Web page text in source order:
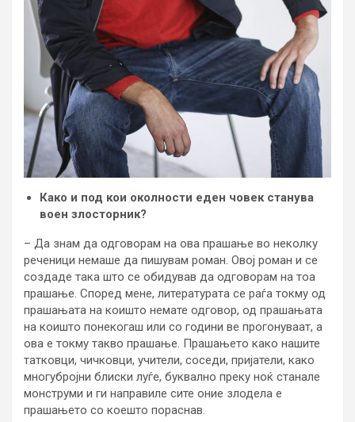
Како и под кои околности еден човек станува
воен злосторник?
– Да знам да одговорам на ова прашање во неколку
реченици немаше да пишувам роман. Овој роман и се
создаде така што се обидував да одговорам на тоа
прашање. Според мене, литературата се раѓа токму од
прашањата на коишто немате одговор, од прашањата
на коишто понекогаш или со години ве прогонуваат, а
ова е токму такво прашање. Прашањето како нашите
татковци, чичковци, учители, соседи, пријатели, како
многубројни блиски луѓе, буквално преку ноќ станале
монструми и ги направиле сите оние злодела е
прашањето со коешто пораснав.